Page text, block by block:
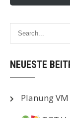
NEUESTE
Planung VM